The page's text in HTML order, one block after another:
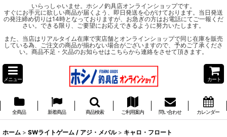
いらっしゃいませ。ホシノ釣具店オンラインショップです。
すぐにお手元に欲しい商品が届くよう、即日発送を心がけております。当日発送
の発注締め切りは14時となっておりますが、お急ぎの方はお電話にてご一報くだ
さい。できる限り、ご要望にお応えできるように努力いたします。
また、当店はリアルタイム在庫で実店舗とオンラインショップで同じ在庫を販売
している為、ご注文の商品が揃わない場合がございますので、予めご了承くださ
い。商品不足・欠品のお知らせはこちらから連絡をさせて頂きます。
メニュー カート
全商品 新着商品 商品検索 ご利用案内 問い合わせ カレンダー
ホーム > SWライトゲーム / アジ・メバル > キャロ・フロート